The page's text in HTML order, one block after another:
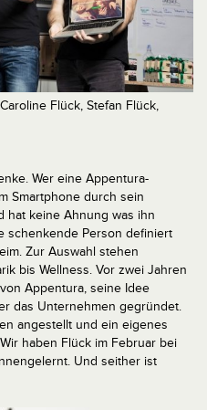
Flück, Stefan Flück,
Wer eine Appentura-
Smartphone durch sein
hat keine Ahnung was ihn
schenkende Person definiert
Zur Auswahl stehen
bis Wellness. Vor zwei Jahren
Appentura, seine Idee
das Unternehmen gegründet.
angestellt und ein eigenes
haben Flück im Februar bei
Und seither ist